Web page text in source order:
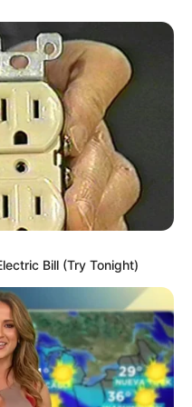
der Saison zu
Kürbis und
und Spinat, im
Das sorgt nicht
auch für
kochen
hervorragend
abfüllen und
– ideal für
Bill (Try Tonight)